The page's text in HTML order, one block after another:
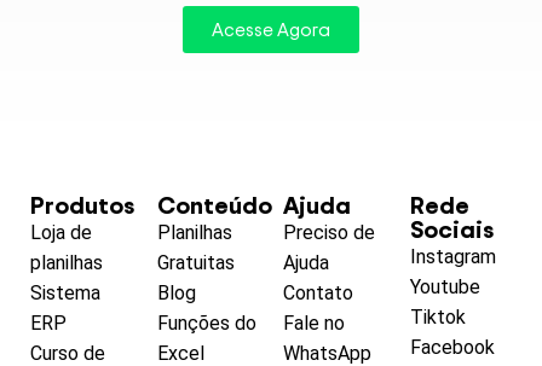
Acesse Agora
Produtos
Loja de
planilhas
Sistema
ERP
Curso de
Conteúdo
Planilhas
Gratuitas
Blog
Funções do
Excel
Ajuda
Preciso de
Ajuda
Contato
Fale no
WhatsApp
Rede
Sociais
Instagram
Youtube
Tiktok
Facebook